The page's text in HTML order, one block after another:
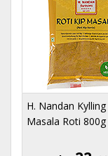
H. Nandan Kylling
Masala Roti 800g